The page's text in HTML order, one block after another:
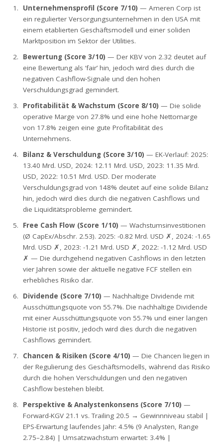
Unternehmensprofil (Score 7/10) — Ameren Corp ist
ein regulierter Versorgungsunternehmen in den USA mit
einem etablierten Geschäftsmodell und einer soliden
Marktposition im Sektor der Utilities.
Bewertung (Score 3/10) — Der KBV von 2.32 deutet auf
eine Bewertung als ‘fair’ hin, jedoch wird dies durch die
negativen Cashflow-Signale und den hohen
Verschuldungsgrad gemindert.
Profitabilität & Wachstum (Score 8/10) — Die solide
operative Marge von 27.8% und eine hohe Nettomarge
von 17.8% zeigen eine gute Profitabilität des
Unternehmens.
Bilanz & Verschuldung (Score 3/10) — EK-Verlauf: 2025:
13.40 Mrd. USD, 2024: 12.11 Mrd. USD, 2023: 11.35 Mrd.
USD, 2022: 10.51 Mrd. USD. Der moderate
Verschuldungsgrad von 148% deutet auf eine solide Bilanz
hin, jedoch wird dies durch die negativen Cashflows und
die Liquiditätsprobleme gemindert.
Free Cash Flow (Score 1/10) — Wachstumsinvestitionen
(Ø CapEx/Abschr. 2.53). 2025: -0.82 Mrd. USD ✗, 2024: -1.65
Mrd. USD ✗, 2023: -1.21 Mrd. USD ✗, 2022: -1.12 Mrd. USD
✗ — Die durchgehend negativen Cashflows in den letzten
vier Jahren sowie der aktuelle negative FCF stellen ein
erhebliches Risiko dar.
Dividende (Score 7/10) — Nachhaltige Dividende mit
Ausschüttungsquote von 55.7%. Die nachhaltige Dividende
mit einer Ausschüttungsquote von 55.7% und einer langen
Historie ist positiv, jedoch wird dies durch die negativen
Cashflows gemindert.
Chancen & Risiken (Score 4/10) — Die Chancen liegen in
der Regulierung des Geschäftsmodells, während das Risiko
durch die hohen Verschuldungen und den negativen
Cashflow bestehen bleibt.
Perspektive & Analystenkonsens (Score 7/10) —
Forward-KGV 21.1 vs. Trailing 20.5 → Gewinnniveau stabil |
EPS-Erwartung laufendes Jahr: 4.5% (9 Analysten, Range
2.75–2.84) | Umsatzwachstum erwartet: 3.4% |